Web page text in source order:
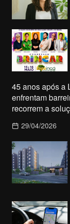
45 anos após a
enfrentam
recorrem a
29/04/2026